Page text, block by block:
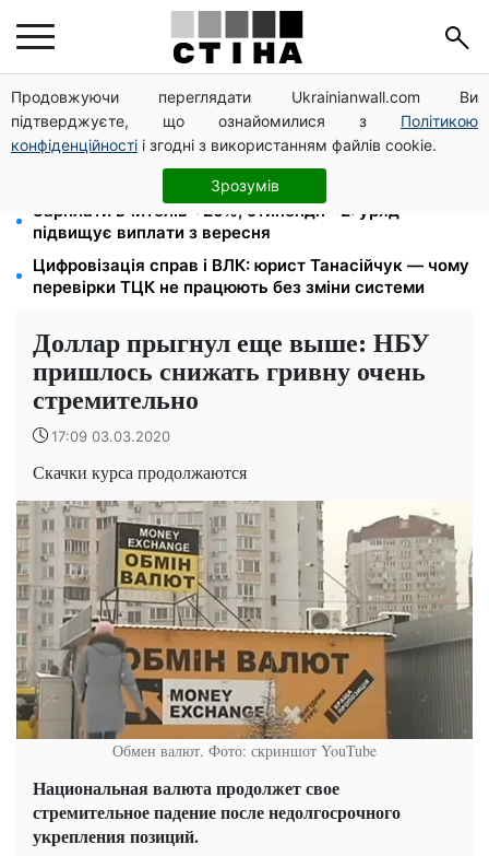
Продовжуючи переглядати Ukrainianwall.com Ви
підтверджуєте, що ознайомилися з Політикою
конфіденційності і згодні з використанням файлів cookie.
Зрозумів
26 000 підписів — Зеленський доручив РНБО
позбавляти водіїв прав за систематичні порушення
Пенсія для III групи інвалідності з 1 вересня: від
2595 до 10 625 грн — хто скільки отримає
Зарплати вчителів +20%, стипендії ×2: уряд
підвищує виплати з вересня
Цифровізація справ і ВЛК: юрист Танасійчук — чому
перевірки ТЦК не працюють без зміни системи
Доллар прыгнул еще выше: НБУ
пришлось снижать гривну очень
стремительно
17:09 03.03.2020
Скачки курса продолжаются
Обмен валют. Фото: скриншот YouTube
Национальная валюта продолжет свое
стремительное падение после недолгосрочного
укрепления позиций.